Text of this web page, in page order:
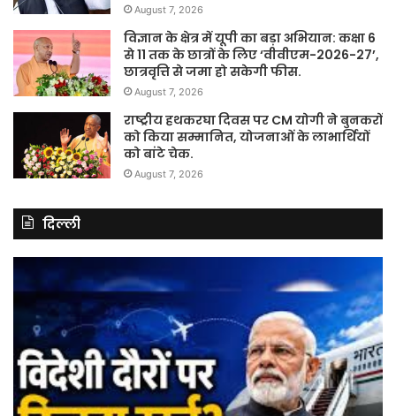
August 7, 2026
विज्ञान के क्षेत्र में यूपी का बड़ा अभियान: कक्षा 6
से 11 तक के छात्रों के लिए ‘वीवीएम-2026-27’,
छात्रवृत्ति से जमा हो सकेगी फीस.
August 7, 2026
राष्ट्रीय हथकरघा दिवस पर CM योगी ने बुनकरों
को किया सम्मानित, योजनाओं के लाभार्थियों
को बांटे चेक.
August 7, 2026
दिल्ली